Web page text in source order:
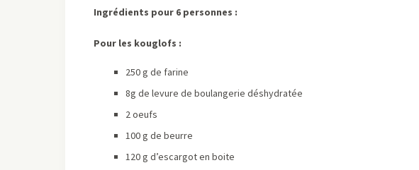
Ingrédients pour 6 personnes :
Pour les kouglofs :
250 g de farine
8g de levure de boulangerie déshydratée
2 oeufs
100 g de beurre
120 g d’escargot en boite